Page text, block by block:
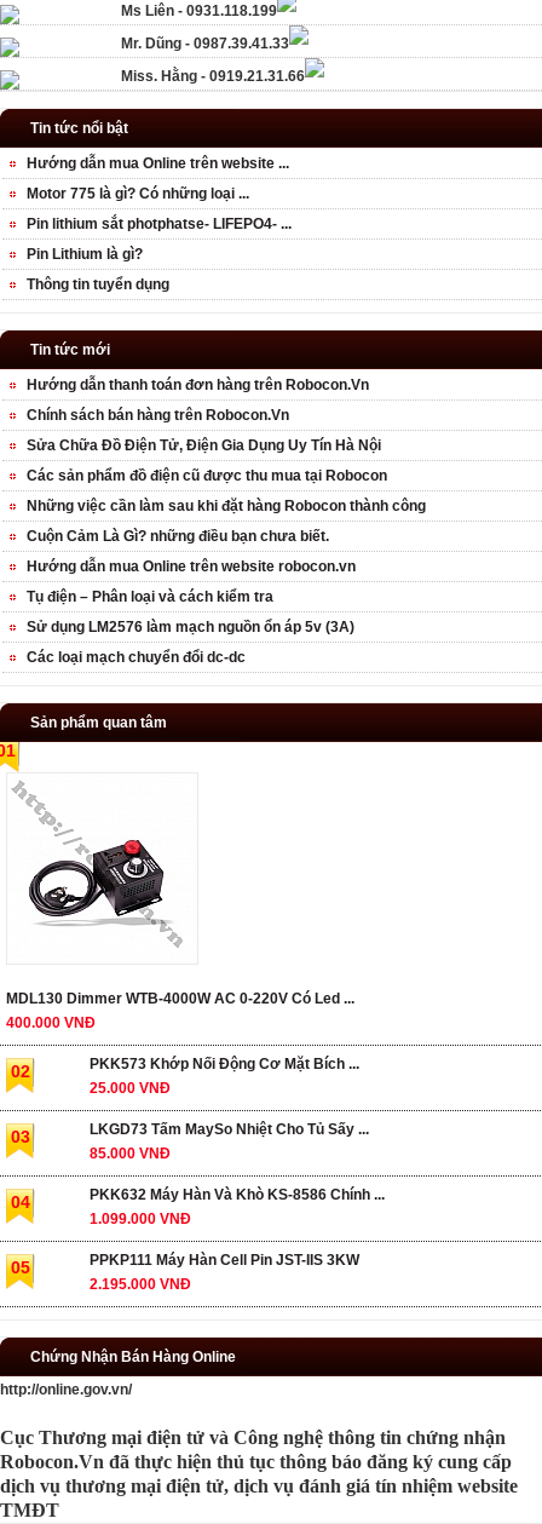
Ms Liên - 0931.118.199
Mr. Dũng - 0987.39.41.33
Miss. Hằng - 0919.21.31.66
Tin tức nổi bật
Hướng dẫn mua Online trên website ...
Motor 775 là gì? Có những loại ...
Pin lithium sắt photphatse- LIFEPO4- ...
Pin Lithium là gì?
Thông tin tuyển dụng
Tin tức mới
Hướng dẫn thanh toán đơn hàng trên Robocon.Vn
Chính sách bán hàng trên Robocon.Vn
Sửa Chữa Đồ Điện Tử, Điện Gia Dụng Uy Tín Hà Nội
Các sản phẩm đồ điện cũ được thu mua tại Robocon
Những việc cần làm sau khi đặt hàng Robocon thành công
Cuộn Cảm Là Gì? những điều bạn chưa biết.
Hướng dẫn mua Online trên website robocon.vn
Tụ điện – Phân loại và cách kiểm tra
Sử dụng LM2576 làm mạch nguồn ổn áp 5v (3A)
Các loại mạch chuyển đổi dc-dc
Sản phẩm quan tâm
MDL130 Dimmer WTB-4000W AC 0-220V Có Led ...
400.000 VNĐ
02
PKK573 Khớp Nối Động Cơ Mặt Bích ...
25.000 VNĐ
03
LKGD73 Tấm MaySo Nhiệt Cho Tủ Sấy ...
85.000 VNĐ
04
PKK632 Máy Hàn Và Khò KS-8586 Chính ...
1.099.000 VNĐ
05
PPKP111 Máy Hàn Cell Pin JST-IIS 3KW
2.195.000 VNĐ
Chứng Nhận Bán Hàng Online
http://online.gov.vn/
Cục Thương mại điện tử và Công nghệ thông tin chứng nhận
Robocon.Vn đã thực hiện thủ tục thông báo đăng ký cung cấp
dịch vụ thương mại điện tử, dịch vụ đánh giá tín nhiệm website
TMĐT